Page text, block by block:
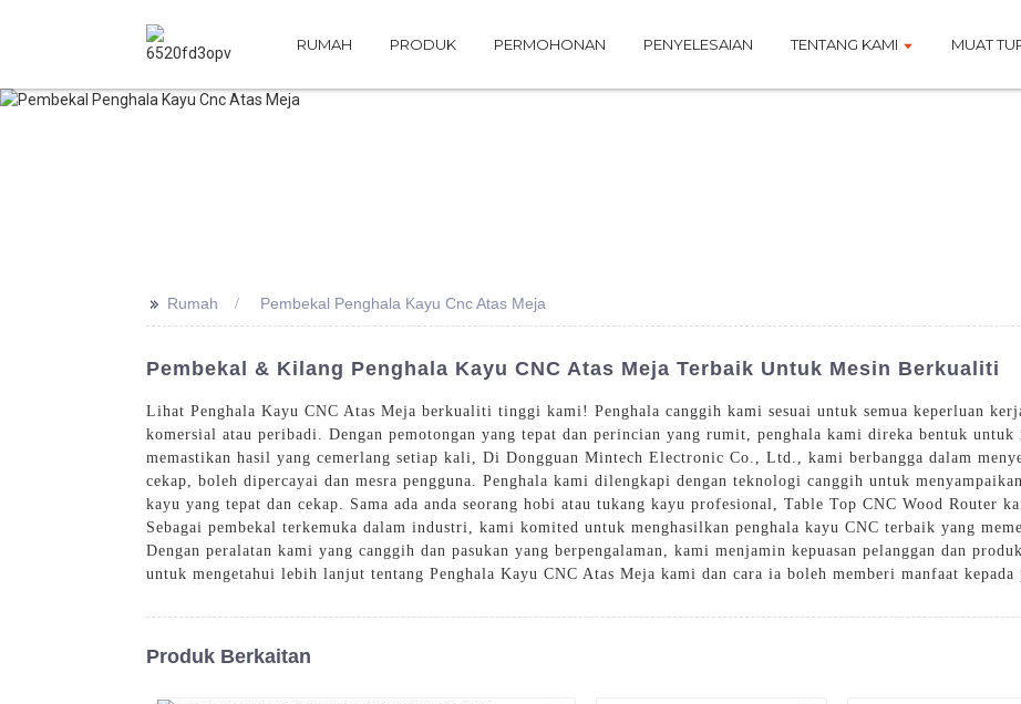
RUMAH PRODUK PERMOHONAN PENYELESAIAN TENTANG KAMI MUAT
>> Rumah Pembekal Penghala Kayu Cnc Atas Meja
Pembekal & Kilang Penghala Kayu CNC Atas Meja Terbaik Untuk Mesin Berkualiti
Lihat Penghala Kayu CNC Atas Meja berkualiti tinggi kami! Penghala canggih kami sesuai untuk semua keperluan
komersial atau peribadi. Dengan pemotongan yang tepat dan perincian yang rumit, penghala kami direka bentuk untuk
memastikan hasil yang cemerlang setiap kali, Di Dongguan Mintech Electronic Co., Ltd., kami berbangga dalam
cekap, boleh dipercayai dan mesra pengguna. Penghala kami dilengkapi dengan teknologi canggih untuk
kayu yang tepat dan cekap. Sama ada anda seorang hobi atau tukang kayu profesional, Table Top CNC Wood Router
Sebagai pembekal terkemuka dalam industri, kami komited untuk menghasilkan penghala kayu CNC terbaik yang
Dengan peralatan kami yang canggih dan pasukan yang berpengalaman, kami menjamin kepuasan pelanggan dan
untuk mengetahui lebih lanjut tentang Penghala Kayu CNC Atas Meja kami dan cara ia boleh memberi manfaat
Produk Berkaitan